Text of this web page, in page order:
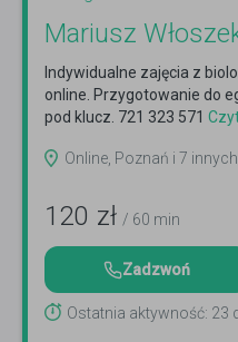
Mariusz
Indywidualne zajęcia z
online. Przygotowanie do
pod klucz. 721 323 571
Online, Poznań i 7 innych
120 zł / 60 min
Zadzwoń
Ostatnia aktywność: 23